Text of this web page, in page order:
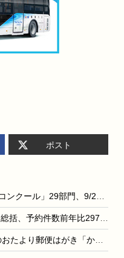
ポスト
旺文社「学芸サイエンスコンクール」29部門、9/27まで作品募集
2017年お盆「キャンプ」総括、予約件数前年比297％の理由とは
平成29年（2017年）夏のおたより郵便はがき「かもめーる」当選番号発表